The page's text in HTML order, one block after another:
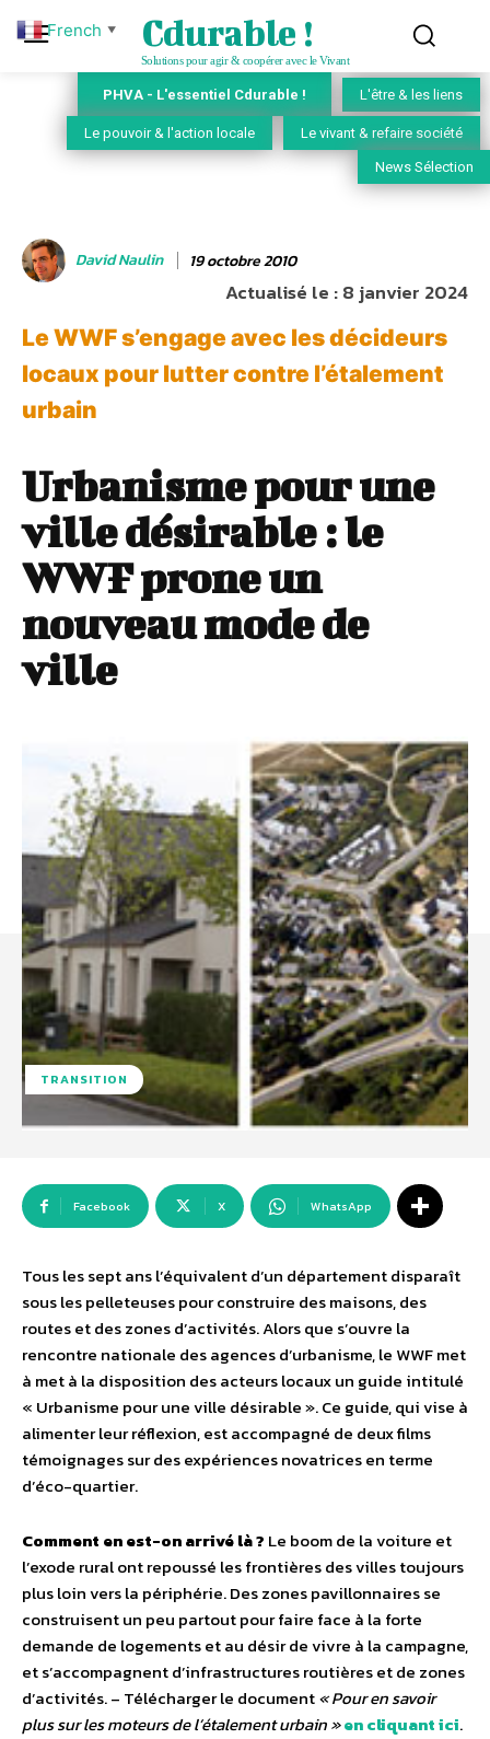
Cdurable !
Solutions pour agir & coopérer avec le Vivant
PHVA - L'essentiel Cdurable ! L'être & les liens
Le pouvoir & l'action locale Le vivant & refaire société
News Sélection
David Naulin 19 octobre 2010
Actualisé le :8 janvier 2024
Le WWF s’engage avec les décideurs
locaux pour lutter contre l’étalement
urbain
Urbanisme pour une
ville désirable : le
WWF prone un
nouveau mode de
ville
TRANSITION
Facebook X WhatsApp
Tous les sept ans l’équivalent d’un département disparaît
sous les pelleteuses pour construire des maisons, des
routes et des zones d’activités. Alors que s’ouvre la
rencontre nationale des agences d’urbanisme, le WWF met
à met à la disposition des acteurs locaux un guide intitulé
« Urbanisme pour une ville désirable ». Ce guide, qui vise à
alimenter leur réflexion, est accompagné de deux films
témoignages sur des expériences novatrices en terme
d’éco-quartier.
Comment en est-on arrivé là ? Le boom de la voiture et
l’exode rural ont repoussé les frontières des villes toujours
plus loin vers la périphérie. Des zones pavillonnaires se
construisent un peu partout pour faire face à la forte
demande de logements et au désir de vivre à la campagne,
et s’accompagnent d’infrastructures routières et de zones
d’activités. – Télécharger le document« Pour en savoir
plus sur les moteurs de l’étalement urbain »en cliquant ici.
French ▼